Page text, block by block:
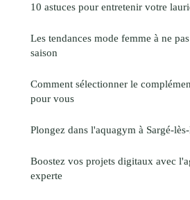
10 astuces pour entretenir votre
Les tendances mode femme à ne
saison
Comment sélectionner le
pour vous
Plongez dans l'aquagym à Sargé-
Boostez vos projets digitaux avec
experte